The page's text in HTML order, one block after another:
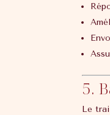
5.
Le